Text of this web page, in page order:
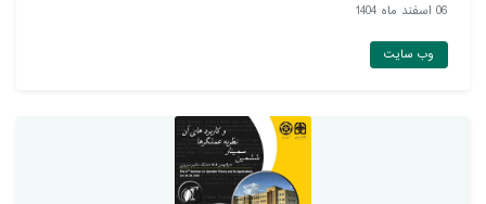
06 اسفند ماه 1404
وب سایت